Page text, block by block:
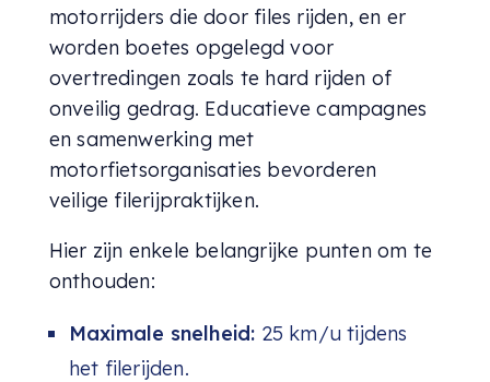
motorrijders die door files rijden, en er
worden boetes opgelegd voor
overtredingen zoals te hard rijden of
onveilig gedrag. Educatieve campagnes
en samenwerking met
motorfietsorganisaties bevorderen
veilige filerijpraktijken.
Hier zijn enkele belangrijke punten om te
onthouden:
Maximale snelheid: 25 km/u tijdens
het filerijden.